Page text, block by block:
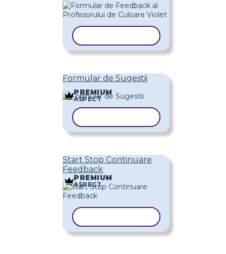
Formular de Sugestii
PREMIUM
ASPECT
Start Stop Continuare
Feedback
PREMIUM
ASPECT